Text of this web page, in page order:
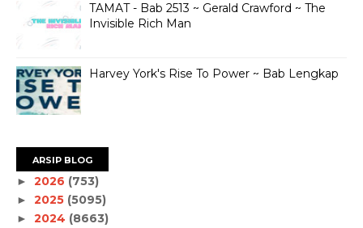
TAMAT - Bab 2513 ~ Gerald Crawford ~ The
Invisible Rich Man
Harvey York's Rise To Power ~ Bab Lengkap
ARSIP BLOG
► 2026 (753)
► 2025 (5095)
► 2024 (8663)